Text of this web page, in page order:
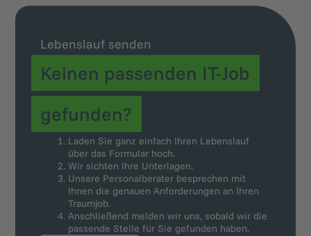
Lebenslauf senden
Keinen passenden IT-Job
gefunden?
Laden Sie ganz einfach Ihren Lebenslauf
über das Formular hoch.
Wir sichten Ihre Unterlagen.
Unsere Personalberater besprechen mit
Ihnen die genauen Anforderungen an Ihren
Traumjob.
Anschließend melden wir uns, sobald wir die
passende Stelle für Sie gefunden haben.